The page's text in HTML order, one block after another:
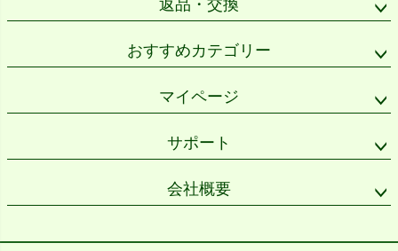
返品・交換
おすすめカテゴリー
マイページ
サポート
会社概要